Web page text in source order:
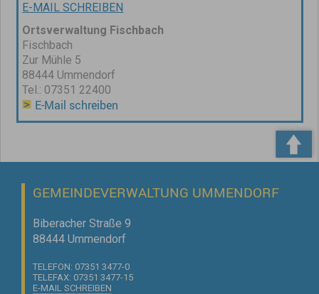
E-MAIL SCHREIBEN
Ortsverwaltung Fischbach
Fischbach
Zur Mühle 5
88444 Ummendorf
Tel.: 07351 22400
E-Mail schreiben
GEMEINDEVERWALTUNG UMMENDORF
Biberacher Straße 9
88444 Ummendorf
TELEFON: 07351 3477-0
TELEFAX: 07351 3477-15
E-MAIL SCHREIBEN